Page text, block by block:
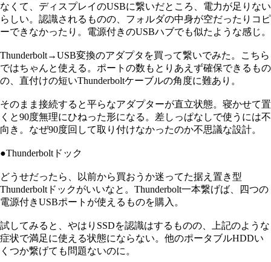
なくて、ディスプレイのUSBに繋いだところ、電力が足りない
らしい。認識されるものの、フォルダの中身が空だったりコピ
ーできなかったり。電源付きのUSBハブでも似たような感じ。
Thunderbolt→USB変換のアダプタを買って繋いでみた。こちら
ではちゃんと使える。ポートの数もとりあえず確保できるもの
の、直付けの短いThunderboltケーブルの角度に難あり。
そのまま接続すると平らなアダプターが直立状態。寝かせて置
くと90度無理にひねった形になる。差しっぱなしで使うには不
向き。なぜ90度回して取り付けなかったのか不思議な設計。
●Thunderboltドック
どうせだったら、以前から買おうか迷ってた据え置き型
Thunderboltドックがいいなと。Thunderbolt一本繋げば、四つの
電源付きUSBポートが使えるものを購入。
試してみると、やはりSSDを認識はするものの、上記のような
症状で満足に使える状態にならない。他のポータブルHDDい
くつか繋げても問題ないのに。